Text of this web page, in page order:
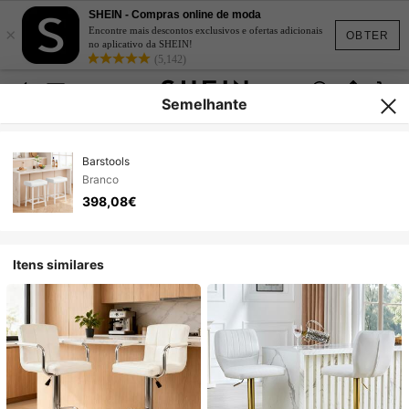
OBTER
×
SHEIN - Compras online de moda
Encontre mais descontos exclusivos e ofertas adicionais
no aplicativo da SHEIN!
(5,142)
Semelhante
Barstools
Branco
398,08€
Itens similares